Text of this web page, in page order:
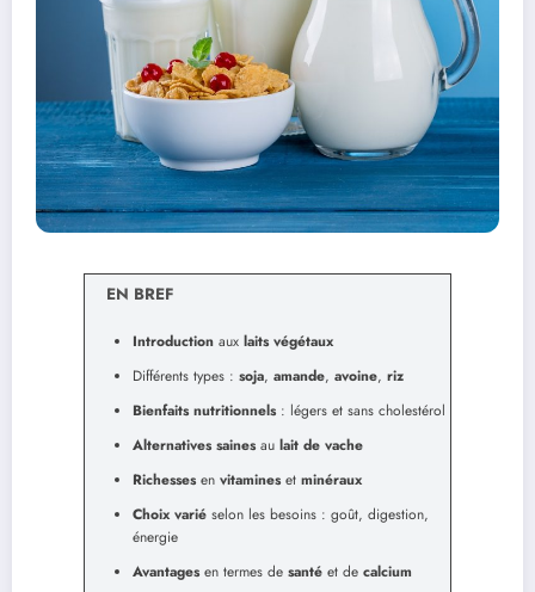
EN BREF
Introduction aux laits végétaux
Différents types : soja, amande, avoine, riz
Bienfaits nutritionnels: légers et sans cholestérol
Alternatives sainesau lait de vache
Richessesen vitamineset minéraux
Choix varié selon les besoins : goût, digestion,
énergie
Avantagesen termes de santé et de calcium